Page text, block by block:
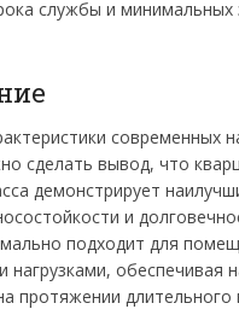
службы и минимальных
современных
сделать вывод, что
демонстрирует
и
подходит для
нагрузками, обеспечивая
протяжении длительного